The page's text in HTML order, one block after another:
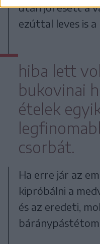
után jól esett a
ezúttal leves is
hiba lett
bukovinai
ételek
csorbát.
Ha erre jár az
kipróbálni a
és az eredeti,